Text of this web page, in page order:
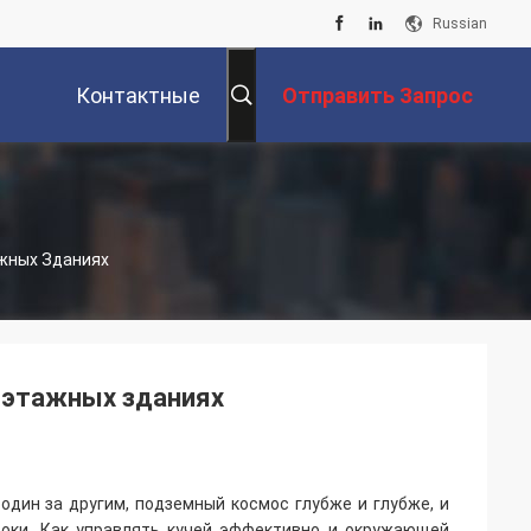
Russian
Контактные Отправить Запрос
Зданиях
зданиях
за другим, подземный космос глубже и глубже, и